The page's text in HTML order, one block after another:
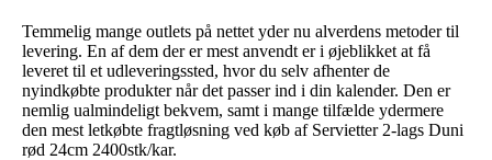
Temmelig mange outlets på nettet yder nu alverdens metoder til
levering. En af dem der er mest anvendt er i øjeblikket at få
leveret til et udleveringssted, hvor du selv afhenter de
nyindkøbte produkter når det passer ind i din kalender. Den er
nemlig ualmindeligt bekvem, samt i mange tilfælde ydermere
den mest letkøbte fragtløsning ved køb af Servietter 2-lags Duni
rød 24cm 2400stk/kar.